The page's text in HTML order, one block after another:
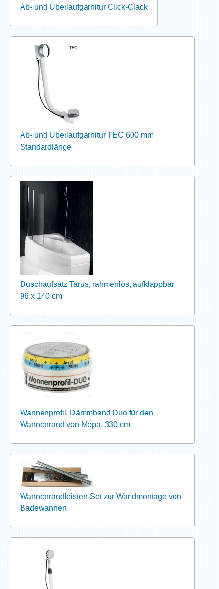
Ab- und Überlaufgarnitur Click-Clack
Ab- und Überlaufgarnitur TEC 600 mm
Standardlänge
Duschaufsatz Tarus, rahmenlos, aufklappbar
96 x 140 cm
Wannenprofil, Dämmband Duo für den
Wannenrand von Mepa, 330 cm
Wannenrandleisten-Set zur Wandmontage von
Badewannen